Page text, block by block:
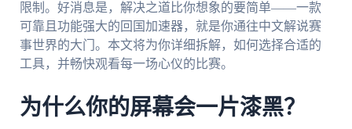
限制。好消息是，解决之道比你想象的要简单——一款
可靠且功能强大的回国加速器，就是你通往中文解说赛
事世界的大门。本文将为你详细拆解，如何选择合适的
工具，并畅快观看每一场心仪的比赛。
为什么你的屏幕会一片漆黑？